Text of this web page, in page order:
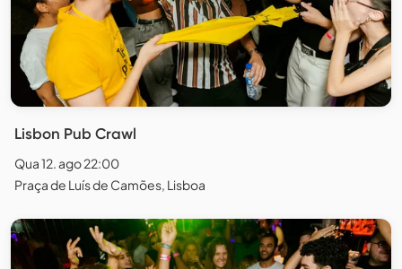
Lisbon Pub Crawl
Qua 12. ago 22:00
Praça de Luís de Camões, Lisboa